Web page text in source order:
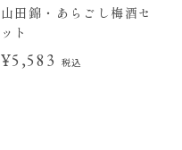
山田錦・あらごし梅酒セ
ット
¥5,583 税込